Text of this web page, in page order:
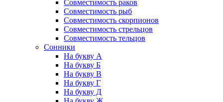
Совместимость раков
Совместимость рыб
Совместимость скорпионов
Совместимость стрельцов
Совместимость тельцов
Сонники
На букву А
На букву Б
На букву В
На букву Г
На букву Д